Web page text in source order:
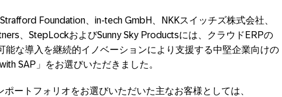
Foundation、in-tech GmbH、NKKスイッチズ株式会社、
、StepLockおよびSunny Sky Productsには、クラウドERPの
能な導入を継続的イノベーションにより支援する中堅企業向けの
SAP」をお選びいただきました。
ポートフォリオをお選びいただいた主なお客様としては、